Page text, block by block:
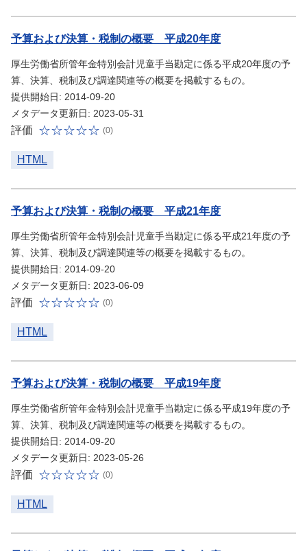
予算および決算・税制の概要 平成20年度
厚生労働省所管年金特別会計児童手当勘定に係る平成20年度の予
算、決算、税制及び調達関連等の概要を掲載するもの。
提供開始日: 2014-09-20
メタデータ更新日: 2023-05-31
評価 (0)
HTML
予算および決算・税制の概要 平成21年度
厚生労働省所管年金特別会計児童手当勘定に係る平成21年度の予
算、決算、税制及び調達関連等の概要を掲載するもの。
提供開始日: 2014-09-20
メタデータ更新日: 2023-06-09
評価 (0)
HTML
予算および決算・税制の概要 平成19年度
厚生労働省所管年金特別会計児童手当勘定に係る平成19年度の予
算、決算、税制及び調達関連等の概要を掲載するもの。
提供開始日: 2014-09-20
メタデータ更新日: 2023-05-26
評価 (0)
HTML